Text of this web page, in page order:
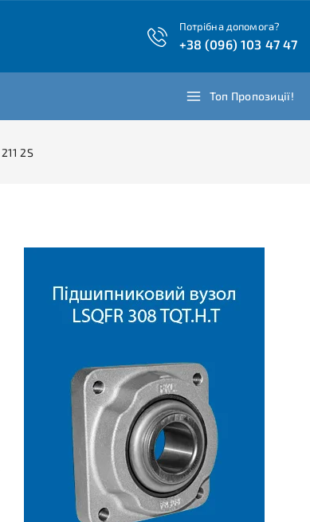
Потрібна допомога?
+38 (096) 103 47 47
Топ Пропозиції!
2S